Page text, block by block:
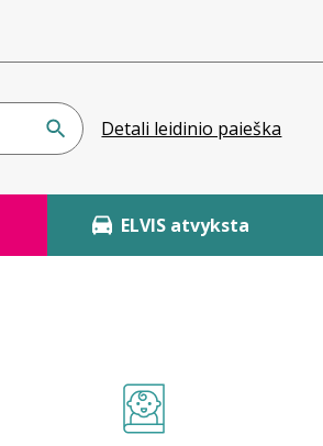
Detali leidinio paieška
ELVIS atvyksta